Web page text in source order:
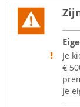
Je
€
je